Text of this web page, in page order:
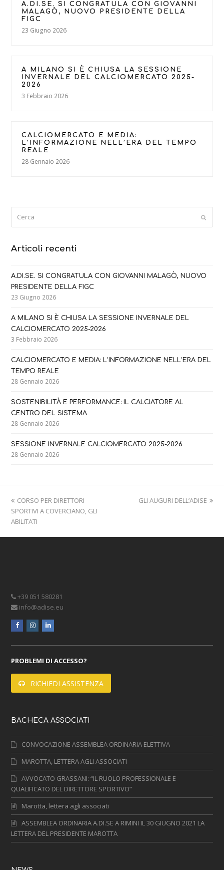
A.DI.SE. SI CONGRATULA CON GIOVANNI
MALAGÒ, NUOVO PRESIDENTE DELLA
FIGC
23 Giugno 2026
A MILANO SI È CHIUSA LA SESSIONE
INVERNALE DEL CALCIOMERCATO 2025-
2026
3 Febbraio 2026
CALCIOMERCATO E MEDIA:
L’INFORMAZIONE NELL’ERA DEL TEMPO
REALE
28 Gennaio 2026
Submit
Articoli recenti
A.DI.SE. SI CONGRATULA CON GIOVANNI MALAGÒ, NUOVO
PRESIDENTE DELLA FIGC
23 Giugno 2026
A MILANO SI È CHIUSA LA SESSIONE INVERNALE DEL
CALCIOMERCATO 2025-2026
3 Febbraio 2026
CALCIOMERCATO E MEDIA: L’INFORMAZIONE NELL’ERA DEL
TEMPO REALE
28 Gennaio 2026
SOSTENIBILITÀ E PERFORMANCE: IL CALCIATORE AL
CENTRO DEL SISTEMA
28 Gennaio 2026
SESSIONE INVERNALE CALCIOMERCATO 2025-2026
28 Gennaio 2026
previous
post:
CORSO PER DIRETTORI
SPORTIVI A COVERCIANO, GLI
ABILITATI
next
GLI AUGURI DELL’ADISE
+39 051 580281
info@adise.eu
facebookinstagramlinkedin
PROBLEMI DI ACCESSO?
RICHIEDI ASSISTENZA
BACHECA ASSOCIATI
CONVOCAZIONE ASSEMBLEA ORDINARIA ELETTIVA
MAROTTA, LETTERA AGLI ASSOCIATI
AVVOCATO GRASSANI: “IL RUOLO PROFESSIONALE E
QUALIFICATO DEL DIRETTORE SPORTIVO”
Marotta, lettera agli associati
ASSEMBLEA ORDINARIA A.DI.SE A RIMINI IL 30 GIUGNO 2021 LA
LETTERA DEL PRESIDENTE MAROTTA